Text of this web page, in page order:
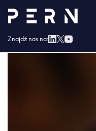
Znajdź nas na:
Screenshot_2